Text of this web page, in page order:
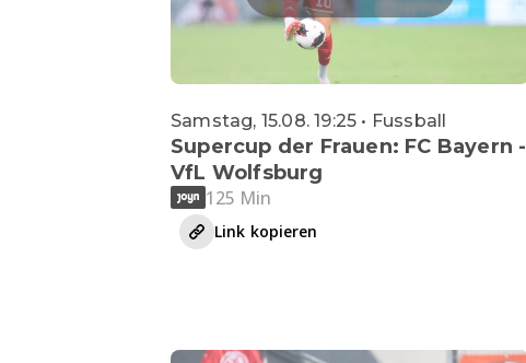
Samstag, 15.08. 19:25 • Fussball
Supercup der Frauen: FC Bayern -
VfL Wolfsburg
125 Min
Link kopieren